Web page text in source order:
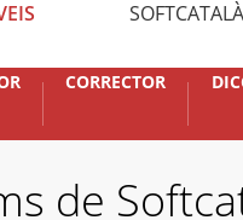
SOFTCATALÀ
CORRECTOR
de